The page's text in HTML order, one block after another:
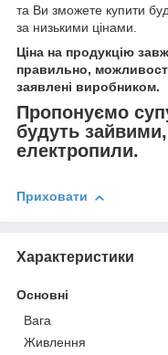
та Ви зможете купити
за низькими цінами.
Ціна на продукцію
правильно,
заявлені виробником.
Пропонуємо
будуть зайвими,
електропили.
Приховати
Характеристики
Основні
Вага
Живлення